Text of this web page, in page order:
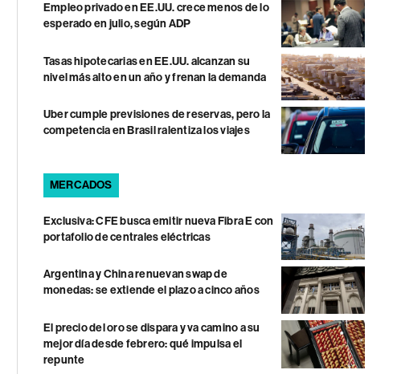
Empleo privado en EE.UU. crece menos de lo
esperado en julio, según ADP
Tasas hipotecarias en EE.UU. alcanzan su
nivel más alto en un año y frenan la demanda
Uber cumple previsiones de reservas, pero la
competencia en Brasil ralentiza los viajes
MERCADOS
Exclusiva: CFE busca emitir nueva Fibra E con
portafolio de centrales eléctricas
Argentina y China renuevan swap de
monedas: se extiende el plazo a cinco años
El precio del oro se dispara y va camino a su
mejor día desde febrero: qué impulsa el
repunte